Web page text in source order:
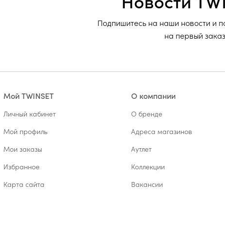
Подпишитесь на наши новости и
на первый заказ
Мой TWINSET
Личный кабинет
Мой профиль
Мои заказы
Избранное
Карта сайта
О компании
О бренде
Адреса магазинов
Аутлет
Коллекции
Вакансии